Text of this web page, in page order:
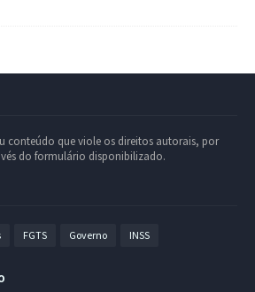
conteúdo que viole os direitos autorais, por
do formulário disponibilizado.
FGTS Governo INSS